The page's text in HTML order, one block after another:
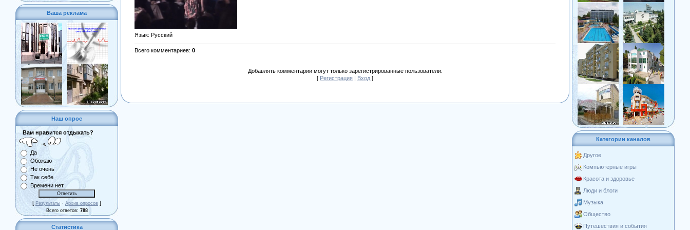
Ваша реклама
Наш опрос
Вам нравится отдыхать?
Да
Обожаю
Не очень
Так себе
Времени нет
[ Результаты · Архив опросов ]
Всего ответов: 788
Статистика
Язык: Русский
Всего комментариев: 0
Добавлять комментарии могут только зарегистрированные пользователи.
[ Регистрация | Вход ]
Категории каналов
Другое
Компьютерные игры
Красота и здоровье
Люди и блоги
Музыка
Общество
Путешествия и события